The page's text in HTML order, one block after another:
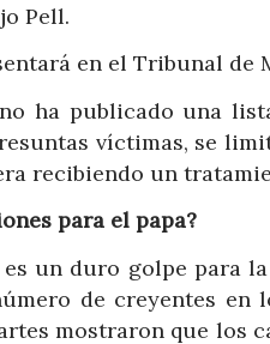
Pell.
en el Tribunal de
ha publicado una
víctimas, se
recibiendo un
para el papa?
un duro golpe para
de creyentes en
mostraron que los